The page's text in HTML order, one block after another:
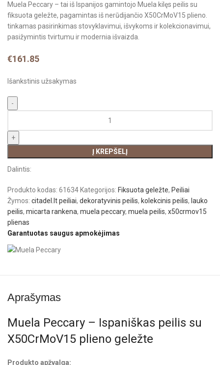
Muela Peccary – tai iš Ispanijos gamintojo Muela kilęs peilis su
fiksuota geležte, pagamintas iš nerūdijančio X50CrMoV15 plieno.
tinkamas pasirinkimas stovyklavimui, išvykoms ir kolekcionavimui,
pasižymintis tvirtumu ir modernia išvaizda.
€161.85
Išankstinis užsakymas
Į KREPŠELĮ
Dalintis:
Produkto kodas:61634 Kategorijos: Fiksuota geležte, Peiliai
Žymos: citadel.lt peiliai, dekoratyvinis peilis, kolekcinis peilis, lauko
peilis, micarta rankena, muela peccary, muela peilis, x50crmov15
plienas
Garantuotas saugus apmokėjimas
Aprašymas
Muela Peccary – Ispaniškas peilis su
X50CrMoV15 plieno geležte
Produkto apžvalga: